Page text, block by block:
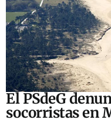
El PSdeG
socorristas en